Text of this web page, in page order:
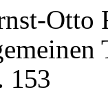
Otto
153